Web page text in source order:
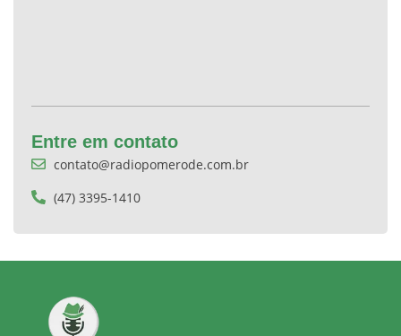
Entre em contato
contato@radiopomerode.com.br
(47) 3395-1410